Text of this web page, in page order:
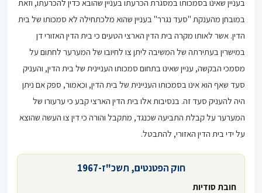
בעניין שאינו בסמכותו במסגרת הכרעתו בעניין שהובא כדין להכרעתו, וזאת
במובחן מהענקת "סעד נגרר" בעניין שהוא מלכתחילה לא סמכותו של בית
הדין. אשר לאותו מקרה בית הדין הארצי הטעים כי בית הדין האזורי דן
במישרין בעתירתה של המשיבה ליתן צו לחיובו של המערער לחתום על
מסמכי הבקשה, עניין שאינו בתחום סמכותו העניינית של בית הדין, והעניק
סעד שאף הוא אינו בסמכותו העניינית של בית הדין, וכאמור, ספק אם ניתן
היה להעניק סעד זה. בנסיבות אלו בית הדין הארצי קבע כי ערעורו של
המערער על קבלת התביעה שכנגד, מתקבל והורה כי דין צו העשה שהוצא
על ידי בית הדין האזורי, להתבטל.
חוק הפטנטים, תשכ"ז-1967
חובת סודיות